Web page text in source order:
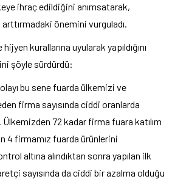
ihraç edildiğini anımsatarak,
arttırmadaki önemini vurguladı.
kurallarına uyularak yapıldığını
şöyle sürdürdü:
bu sene fuarda ülkemizi ve
firma sayısında ciddi oranlarda
Ülkemizden 72 kadar firma fuara katılım
4 firmamız fuarda ürünlerini
altına alındıktan sonra yapılan ilk
sayısında da ciddi bir azalma olduğu